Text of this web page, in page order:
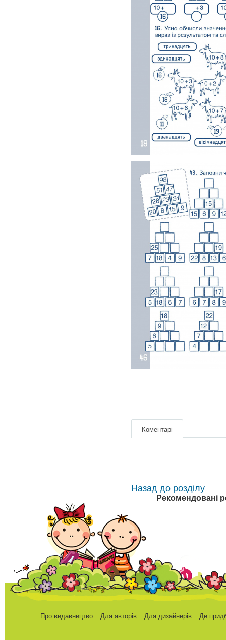
Коментарі
Назад до розділу
Рекомендовані
Про видавництво Для авторів Для дизайнерів Де